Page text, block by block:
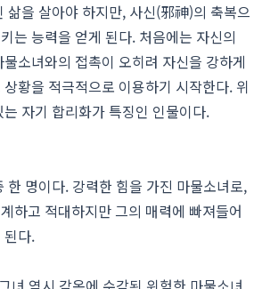
삶을 살아야 하지만, 사신(邪神)의 축복으
는 능력을 얻게 된다. 처음에는 자신의
소녀와의 접촉이 오히려 자신을 강하게
황을 적극적으로 이용하기 시작한다. 위
자기 합리화가 특징인 인물이다.
한 명이다. 강력한 힘을 가진 마물소녀로,
하고 적대하지만 그의 매력에 빠져들어
된다.